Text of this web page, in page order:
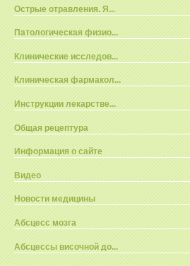
Острые отравления. Я...
Патологическая физио...
Клинические исследов...
Клиническая фармакол...
Инструкции лекарстве...
Общая рецептура
Информация о сайте
Видео
Новости медицины
Абсцесс мозга
Абсцессы височной до...